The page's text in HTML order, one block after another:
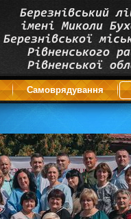
Самоврядування